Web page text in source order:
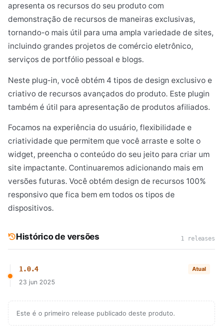
apresenta os recursos do seu produto com
demonstração de recursos de maneiras exclusivas,
tornando-o mais útil para uma ampla variedade de sites,
incluindo grandes projetos de comércio eletrônico,
serviços de portfólio pessoal e blogs.
Neste plug-in, você obtém 4 tipos de design exclusivo e
criativo de recursos avançados do produto. Este plugin
também é útil para apresentação de produtos afiliados.
Focamos na experiência do usuário, flexibilidade e
criatividade que permitem que você arraste e solte o
widget, preencha o conteúdo do seu jeito para criar um
site impactante. Continuaremos adicionando mais em
versões futuras. Você obtém design de recursos 100%
responsivo que fica bem em todos os tipos de
dispositivos.
Histórico de versões 1 releases
1.0.4 Atual
23 jun 2025
Este é o primeiro release publicado deste produto.